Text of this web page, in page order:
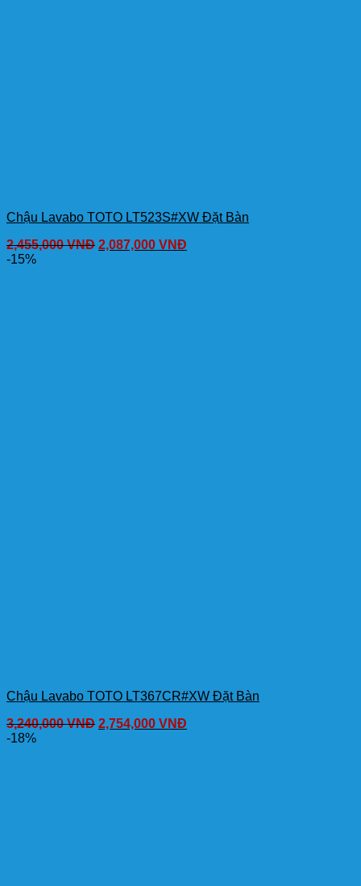
Chậu Lavabo TOTO LT523S#XW Đặt Bàn
2,455,000VNĐ 2,087,000 VNĐ
-15%
Chậu Lavabo TOTO LT367CR#XW Đặt Bàn
3,240,000VNĐ 2,754,000 VNĐ
-18%